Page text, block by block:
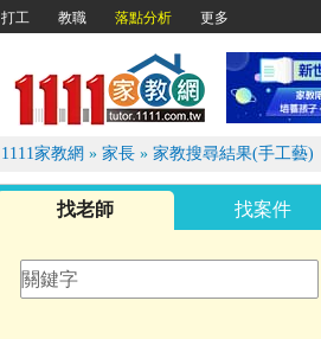
1111家
1111家教網 » 家長 » 家教搜尋結果(手工藝)
找老師 找案件
打工 教職 落點分析 更多